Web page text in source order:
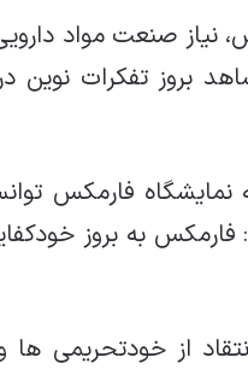
نیاز صنعت مواد
بود که بعد از ۱۴۰۰، شاهد
نمایشگاه فارمکس
فارمکس به بروز
از خودتحریمی ها